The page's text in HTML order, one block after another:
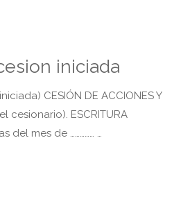
iniciada
CESIÓN DE ACCIONES Y
cesionario). ESCRITURA
mes de …………… …